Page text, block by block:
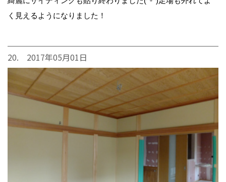
く見えるようになりました！
20. 2017年05月01日